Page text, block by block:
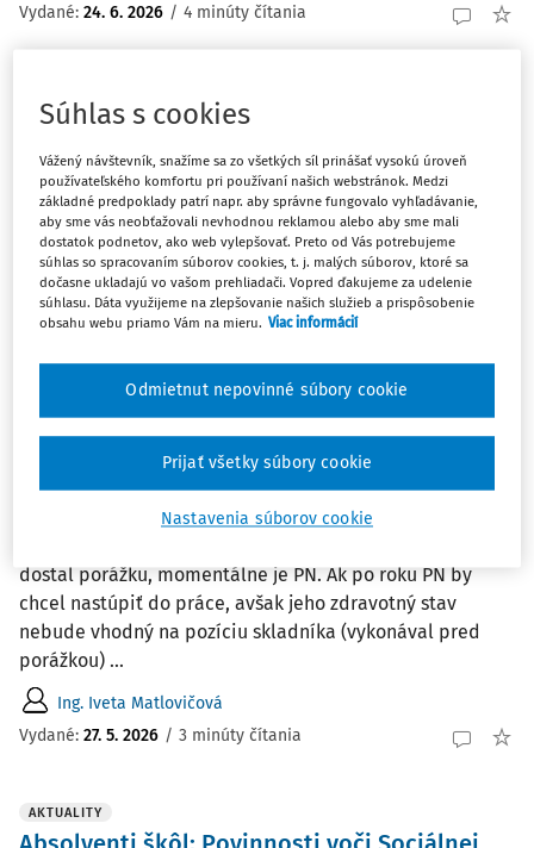
Vydané: 24. 6. 2026 / 4 minúty čítania
Prechod práv a povinností z
pracovnoprávnych vzťahov
Chcem sa opýtať na aplikáciu Zákonníka práce § 28,§ 29,
a to v takom prípade, ak mesto je zriaďovateľom
základnej školy a časť žiakov a zamestnancov prejde na
iného zriaďovateľa /cirkevného/ z dôvodu odstránenia
dvojzmennej prevádzky, či tieto ustanovenia ...
Odstupné a odchodné
Zamestnanec odpracoval 25 rokov, je však už v
dostal porážku, momentálne je PN. Ak po roku PN by
chcel nastúpiť do práce, avšak jeho zdravotný stav
nebude vhodný na pozíciu skladníka (vykonával pred
porážkou) ...
Ing. Iveta Matlovičová
Vydané: 27. 5. 2026 / 3 minúty čítania
AKTUALITY
Súhlas s cookies
Vážený návštevník, snažíme sa zo všetkých síl prinášať vysokú úroveň
používateľského komfortu pri používaní našich webstránok. Medzi
základné predpoklady patrí napr. aby správne fungovalo vyhľadávanie,
aby sme vás neobťažovali nevhodnou reklamou alebo aby sme mali
dostatok podnetov, ako web vylepšovať. Preto od Vás potrebujeme
súhlas so spracovaním súborov cookies, t. j. malých súborov, ktoré sa
dočasne ukladajú vo vašom prehliadači. Vopred ďakujeme za udelenie
súhlasu. Dáta využijeme na zlepšovanie našich služieb a prispôsobenie
obsahu webu priamo Vám na mieru. Viac informácií
Nastavenia súborov cookie
Odmietnut nepovinné súbory cookie
Prijať všetky súbory cookie